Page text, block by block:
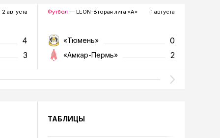
2 августа
4
3
Футбол — LEON-Вторая лига «А» 1 августа
«Тюмень» 0
«Амкар-Пермь» 2
ТАБЛИЦЫ